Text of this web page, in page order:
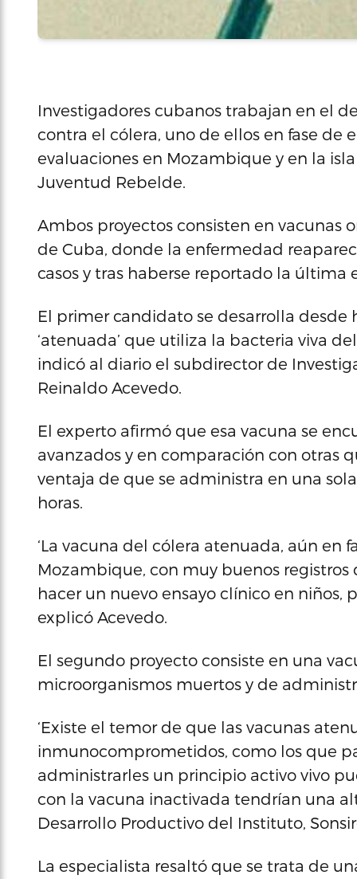
Investigadores cubanos trabajan en el
contra el cólera, uno de ellos en fase de
evaluaciones en Mozambique y en la
Juventud Rebelde.
Ambos proyectos consisten en vacunas
de Cuba, donde la enfermedad
casos y tras haberse reportado la última
El primer candidato se desarrolla desde
‘atenuada’ que utiliza la bacteria viva
indicó al diario el subdirector de
Reinaldo Acevedo.
El experto afirmó que esa vacuna se
avanzados y en comparación con otras
ventaja de que se administra en una
horas.
‘La vacuna del cólera atenuada, aún en
Mozambique, con muy buenos
hacer un nuevo ensayo clínico en niños,
explicó Acevedo.
El segundo proyecto consiste en una
microorganismos muertos y de
‘Existe el temor de que las vacunas
inmunocomprometidos, como los que
administrarles un principio activo vivo
con la vacuna inactivada tendrían una
Desarrollo Productivo del Instituto,
La especialista resaltó que se trata de